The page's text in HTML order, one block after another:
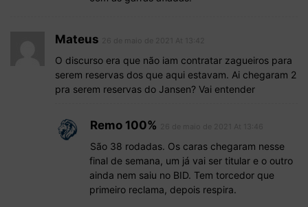
Mateus
O discurso era que não iam contratar zagueiros para
serem reservas dos que aqui estavam. Ai chegaram 2
pra serem reservas do Jansen? Vai entender
Remo 100%
São 38 rodadas. Os caras chegaram nesse
final de semana, um já vai ser titular e o outro
ainda nem saiu no BID. Tem torcedor que
primeiro reclama, depois respira.